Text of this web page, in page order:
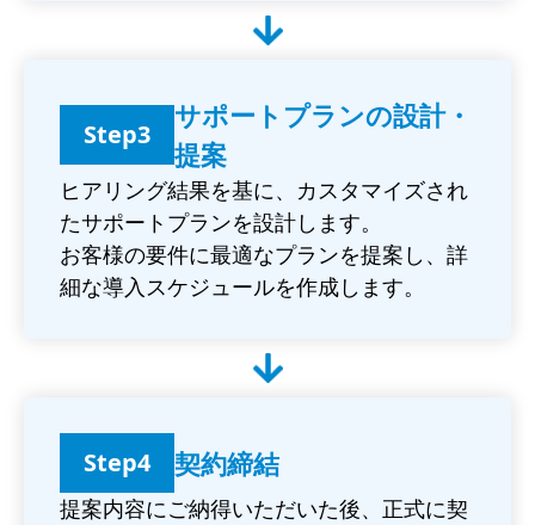
Step3
サポートプランの設計・
提案
ヒアリング結果を基に、カスタマイズされ
たサポートプランを設計します。
お客様の要件に最適なプランを提案し、詳
細な導入スケジュールを作成します。
Step4 契約締結
提案内容にご納得いただいた後、正式に契